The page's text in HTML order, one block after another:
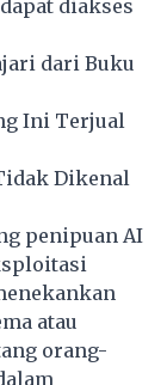
diakses
dari Buku
Ini Terjual
Dikenal
penipuan AI
atau
orang-